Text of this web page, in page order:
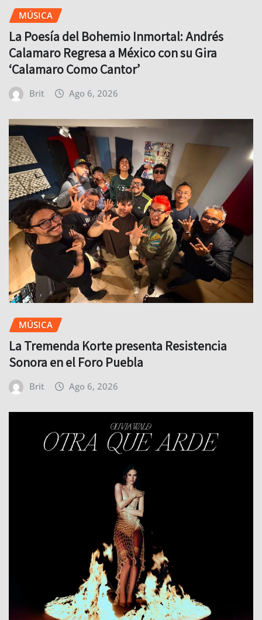
MÚSICA
La Poesía del Bohemio Inmortal: Andrés
Calamaro Regresa a México con su Gira
‘Calamaro Como Cantor’
Brit Ago 6, 2026
MÚSICA
La Tremenda Korte presenta Resistencia
Sonora en el Foro Puebla
Brit Ago 6, 2026